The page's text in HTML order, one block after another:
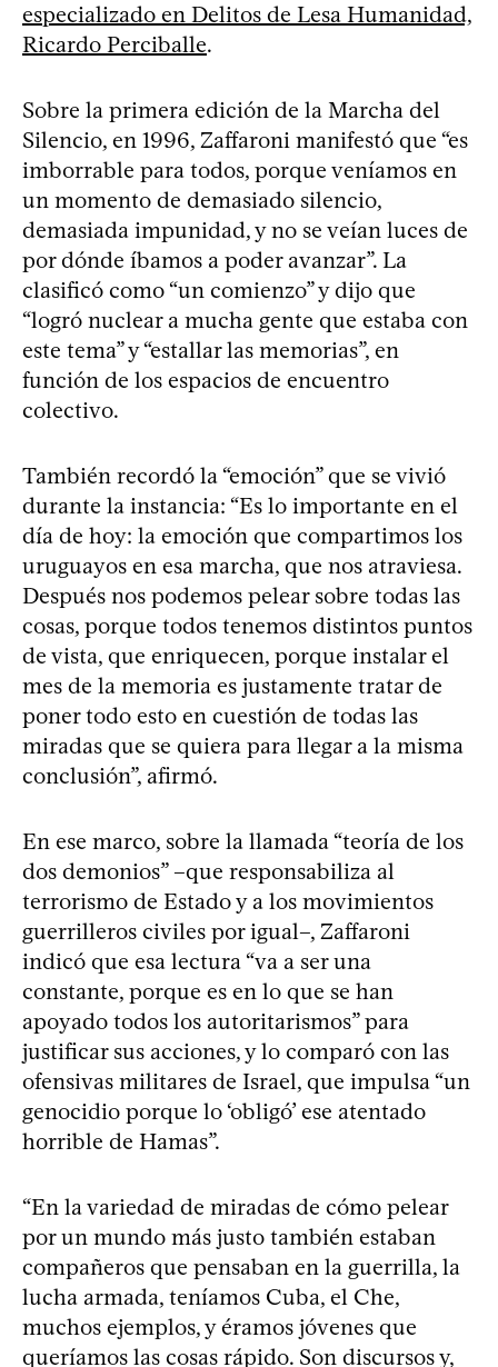
especializado en Delitos de Lesa Humanidad,
Ricardo Perciballe.
Sobre la primera edición de la Marcha del
Silencio, en 1996, Zaffaroni manifestó que “es
imborrable para todos, porque veníamos en
un momento de demasiado silencio,
demasiada impunidad, y no se veían luces de
por dónde íbamos a poder avanzar”. La
clasificó como “un comienzo” y dijo que
“logró nuclear a mucha gente que estaba con
este tema” y “estallar las memorias”, en
función de los espacios de encuentro
colectivo.
También recordó la “emoción” que se vivió
durante la instancia: “Es lo importante en el
día de hoy: la emoción que compartimos los
uruguayos en esa marcha, que nos atraviesa.
Después nos podemos pelear sobre todas las
cosas, porque todos tenemos distintos puntos
de vista, que enriquecen, porque instalar el
mes de la memoria es justamente tratar de
poner todo esto en cuestión de todas las
miradas que se quiera para llegar a la misma
conclusión”, afirmó.
En ese marco, sobre la llamada “teoría de los
dos demonios” –que responsabiliza al
terrorismo de Estado y a los movimientos
guerrilleros civiles por igual–, Zaffaroni
indicó que esa lectura “va a ser una
constante, porque es en lo que se han
apoyado todos los autoritarismos” para
justificar sus acciones, y lo comparó con las
ofensivas militares de Israel, que impulsa “un
genocidio porque lo ‘obligó’ ese atentado
horrible de Hamas”.
“En la variedad de miradas de cómo pelear
por un mundo más justo también estaban
compañeros que pensaban en la guerrilla, la
lucha armada, teníamos Cuba, el Che,
muchos ejemplos, y éramos jóvenes que
queríamos las cosas rápido. Son discursos y,